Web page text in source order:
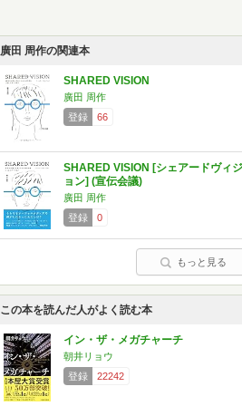
廣田 周作の関連本
SHARED VISION
廣田 周作
登録
66
SHARED VISION [シェアードヴィジ
ョン] (宣伝会議)
廣田 周作
登録
0
もっと見る
この本を読んだ人がよく読む本
イン・ザ・メガチャーチ
朝井リョウ
登録
22242